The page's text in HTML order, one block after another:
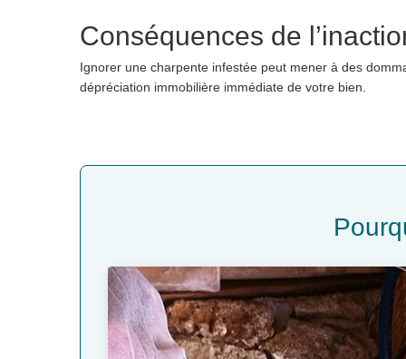
Conséquences de
Ignorer une charpente infestée peut mener à des
dépréciation immobilière immédiate de votre bien.